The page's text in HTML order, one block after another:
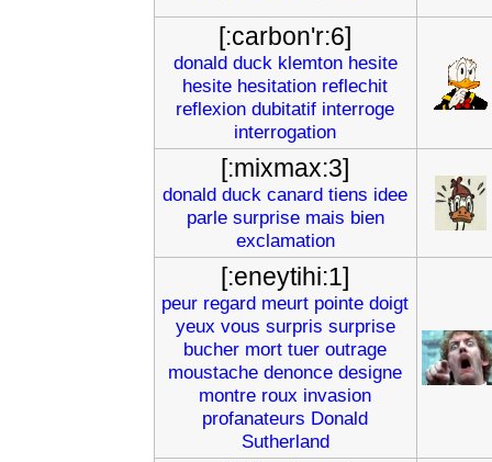
[:carbon'r:6]
donald duck klemton hesite
hesite hesitation reflechit
reflexion dubitatif interroge
interrogation
[:mixmax:3]
donald duck canard tiens idee
parle surprise mais bien
exclamation
[:eneytihi:1]
peur regard meurt pointe doigt
yeux vous surpris surprise
bucher mort tuer outrage
moustache denonce designe
montre roux invasion
profanateurs Donald
Sutherland